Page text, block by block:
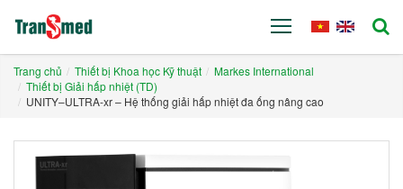
Trang chủ Thiết bị Khoa học Kỹ thuật
Markes International
Thiết bị Giải hấp nhiệt (TD)
UNITY–ULTRA-xr – Hệ thống giải hấp nhiệt đa ống nâng cao